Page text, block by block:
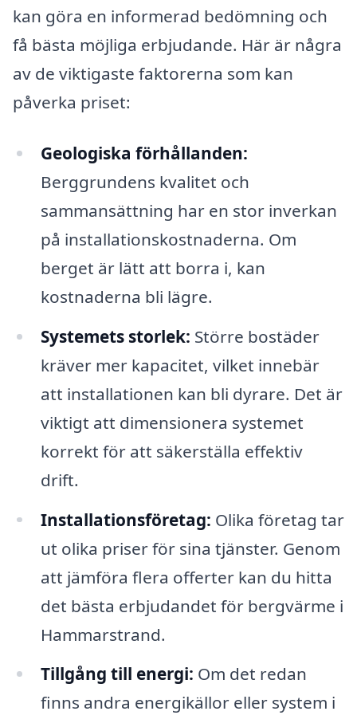
kan göra en informerad bedömning och
få bästa möjliga erbjudande. Här är några
av de viktigaste faktorerna som kan
påverka priset:
Geologiska förhållanden:
Berggrundens kvalitet och
sammansättning har en stor inverkan
på installationskostnaderna. Om
berget är lätt att borra i, kan
kostnaderna bli lägre.
Systemets storlek: Större bostäder
kräver mer kapacitet, vilket innebär
att installationen kan bli dyrare. Det är
viktigt att dimensionera systemet
korrekt för att säkerställa effektiv
drift.
Installationsföretag: Olika företag tar
ut olika priser för sina tjänster. Genom
att jämföra flera offerter kan du hitta
det bästa erbjudandet för bergvärme i
Hammarstrand.
Tillgång till energi: Om det redan
finns andra energikällor eller system i